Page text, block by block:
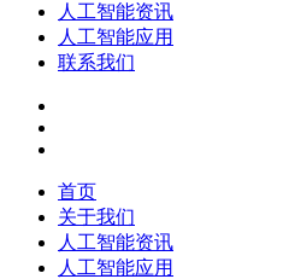
人工智能资讯
人工智能应用
联系我们
首页
关于我们
人工智能资讯
人工智能应用